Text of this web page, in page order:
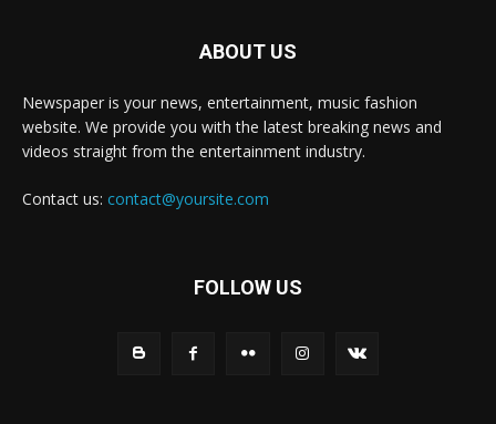
ABOUT US
Newspaper is your news, entertainment, music fashion
website. We provide you with the latest breaking news and
videos straight from the entertainment industry.
Contact us: contact@yoursite.com
FOLLOW US